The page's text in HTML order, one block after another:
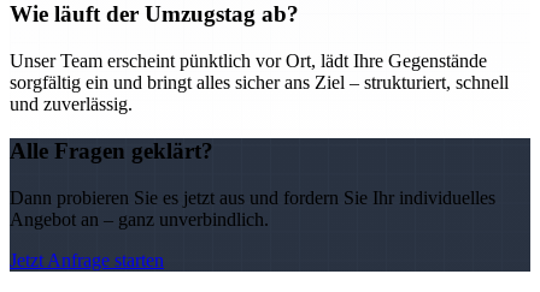
Wie läuft der Umzugstag ab?
Unser Team erscheint pünktlich vor Ort, lädt Ihre Gegenstände
sorgfältig ein und bringt alles sicher ans Ziel – strukturiert, schnell
und zuverlässig.
Alle Fragen geklärt?
Dann probieren Sie es jetzt aus und fordern Sie Ihr individuelles
Angebot an – ganz unverbindlich.
Jetzt Anfrage starten